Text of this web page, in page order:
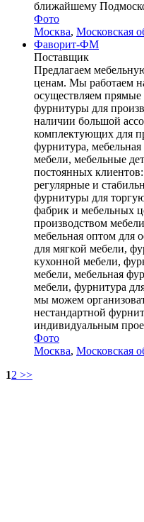
ближайшему
Фото
Москва, Московская
Фаворит-ФМ
Поставщик
Предлагаем
ценам. Мы работаем
осуществляем
фурнитуры для
наличии большой
комплектующих для
фурнитура,
мебели, мебельные
постоянных
регулярные и
фурнитуры для
фабрик и мебельных
производством
мебельная оптом для
для мягкой мебели,
кухонной мебели,
мебели, мебельная
мебели, фурнитура
мы можем
нестандартной
индивидуальным
Фото
Москва, Московская
12 >>